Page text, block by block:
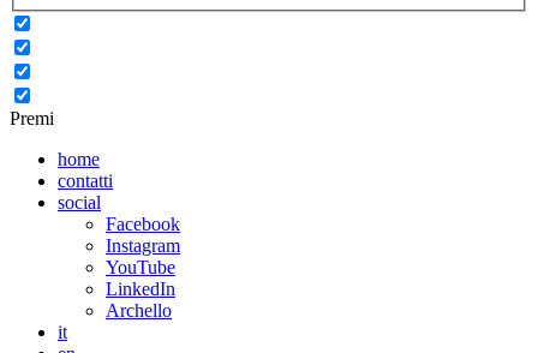
Premi
home
contatti
social
Facebook
Instagram
YouTube
LinkedIn
Archello
it